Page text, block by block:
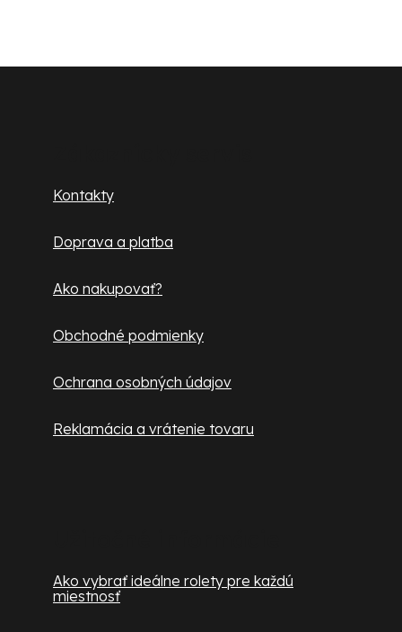
Kontakty
Doprava a platba
Ako nakupovať?
Obchodné podmienky
Ochrana osobných údajov
Reklamácia a vrátenie tovaru
Ako vybrať ideálne rolety pre každú
miestnosť